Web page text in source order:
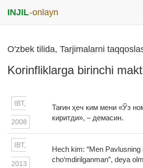
INJIL-onlayn
O'zbek tilida, Tarjimalarni
Korinfliklarga birinchi
IBT,
2008
Тағин ҳеч ким мени «Ўз
киритди», – демасин.
IBT,
2013
Hech kim: “Men Pavlusning
cho‘mdirilganman”, deya